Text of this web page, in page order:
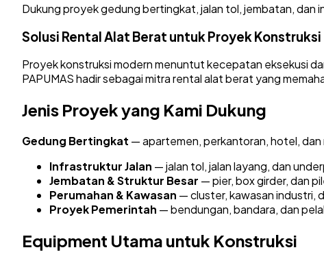
Dukung proyek gedung bertingkat, jalan tol, jembatan, dan
Solusi Rental Alat Berat untuk Proyek Konstruksi
Proyek konstruksi modern menuntut kecepatan eksekusi
PAPUMAS hadir sebagai mitra rental alat berat yang
Jenis Proyek yang Kami Dukung
Gedung Bertingkat — apartemen, perkantoran, hotel, dan
Infrastruktur Jalan — jalan tol, jalan layang, dan
Jembatan & Struktur Besar — pier, box girder, dan
Perumahan & Kawasan — cluster, kawasan industri,
Proyek Pemerintah — bendungan, bandara, dan
Equipment Utama untuk Konstruksi